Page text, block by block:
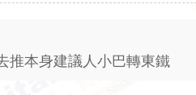
推本身建議人小巴轉東鐵